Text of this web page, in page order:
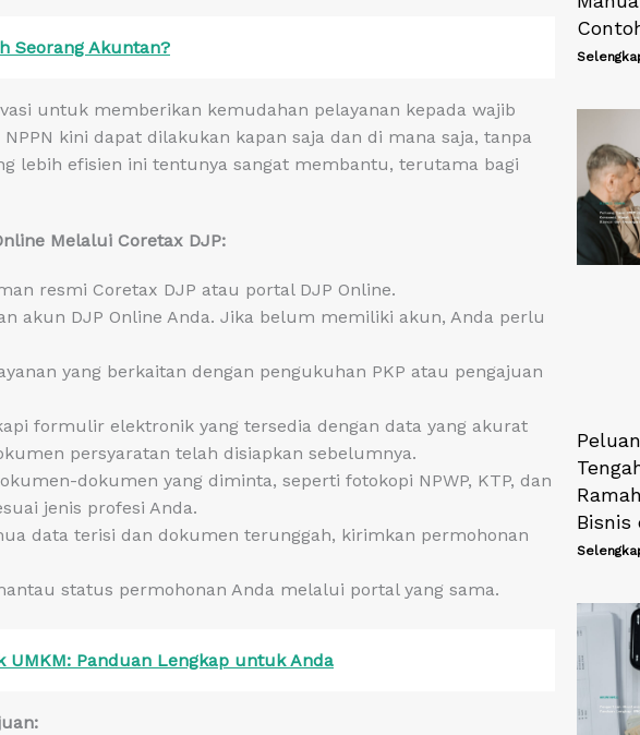
Seorang Akuntan?
untuk memberikan kemudahan pelayanan kepada wajib
kini dapat dilakukan kapan saja dan di mana saja, tanpa
lebih efisien ini tentunya sangat membantu, terutama bagi
Melalui Coretax DJP:
resmi Coretax DJP atau portal DJP Online.
akun DJP Online Anda. Jika belum memiliki akun, Anda perlu
yang berkaitan dengan pengukuhan PKP atau pengajuan
formulir elektronik yang tersedia dengan data yang akurat
persyaratan telah disiapkan sebelumnya.
dokumen yang diminta, seperti fotokopi NPWP, KTP, dan
jenis profesi Anda.
data terisi dan dokumen terunggah, kirimkan permohonan
status permohonan Anda melalui portal yang sama.
UMKM: Panduan Lengkap untuk Anda
Bisnis